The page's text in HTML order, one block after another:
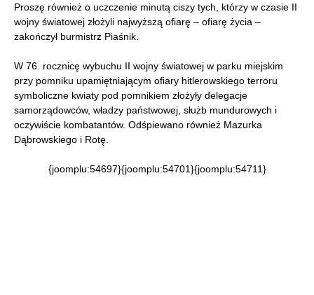
Proszę również o uczczenie minutą ciszy tych, którzy w czasie II
wojny światowej złożyli najwyższą ofiarę – ofiarę życia –
zakończył burmistrz Piaśnik.
W 76. rocznicę wybuchu II wojny światowej w parku miejskim
przy pomniku upamiętniającym ofiary hitlerowskiego terroru
symboliczne kwiaty pod pomnikiem złożyły delegacje
samorządowców, władzy państwowej, służb mundurowych i
oczywiście kombatantów. Odśpiewano również Mazurka
Dąbrowskiego i Rotę.
{joomplu:54697}{joomplu:54701}{joomplu:54711}